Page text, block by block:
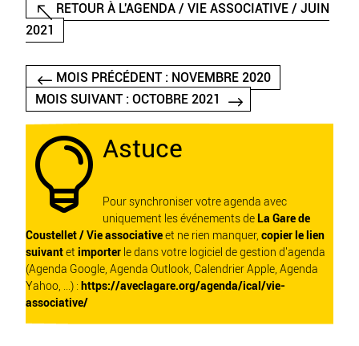
RETOUR À L'AGENDA / VIE ASSOCIATIVE / JUIN
2021
MOIS PRÉCÉDENT : NOVEMBRE 2020
MOIS SUIVANT : OCTOBRE 2021
 Astuce
Pour synchroniser votre agenda avec
uniquement les événements de La Gare de
Coustellet / Vie associativeet ne rien manquer, copier le lien
suivantet importer le dans votre logiciel de gestion d'agenda
(Agenda Google, Agenda Outlook, Calendrier Apple, Agenda
Yahoo, ...) : https://aveclagare.org/agenda/ical/vie-
associative/